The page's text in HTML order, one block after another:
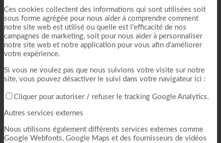
Ces cookies collectent des informations qui sont utilisées soit
sous forme agrégée pour nous aider à comprendre comment
notre site web est utilisé ou quelle est l'efficacité de nos
campagnes de marketing, soit pour nous aider à personnaliser
notre site web et notre application pour vous afin d'améliorer
votre expérience.
Si vous ne voulez pas que nous suivions votre visite sur notre
site, vous pouvez désactiver le suivi dans votre navigateur ici :
Cliquer pour autoriser / refuser le tracking Google Analytics.
Autres services externes
Nous utilisons également différents services externes comme
Google Webfonts, Google Maps et des fournisseurs de vidéos